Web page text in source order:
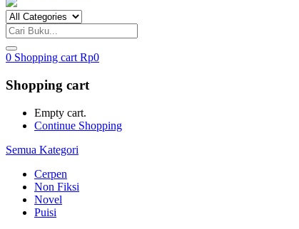
0 Shopping cart Rp0
Shopping cart
Empty cart.
Continue Shopping
Semua Kategori
Cerpen
Non Fiksi
Novel
Puisi